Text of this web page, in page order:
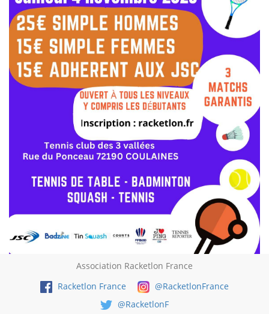
Association Racketlon France
Racketlon France
@RacketlonFrance
@RacketlonF